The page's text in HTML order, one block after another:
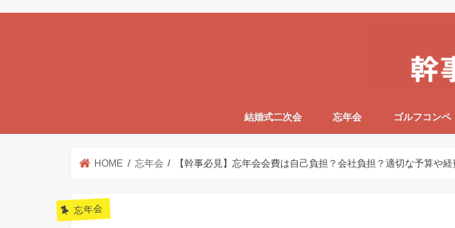
結婚式二次会 忘年会 ゴルフコンペ
HOME 忘年会 【幹事必見】忘年会会費は自己負担？会社負担？適切な予算や
忘年会